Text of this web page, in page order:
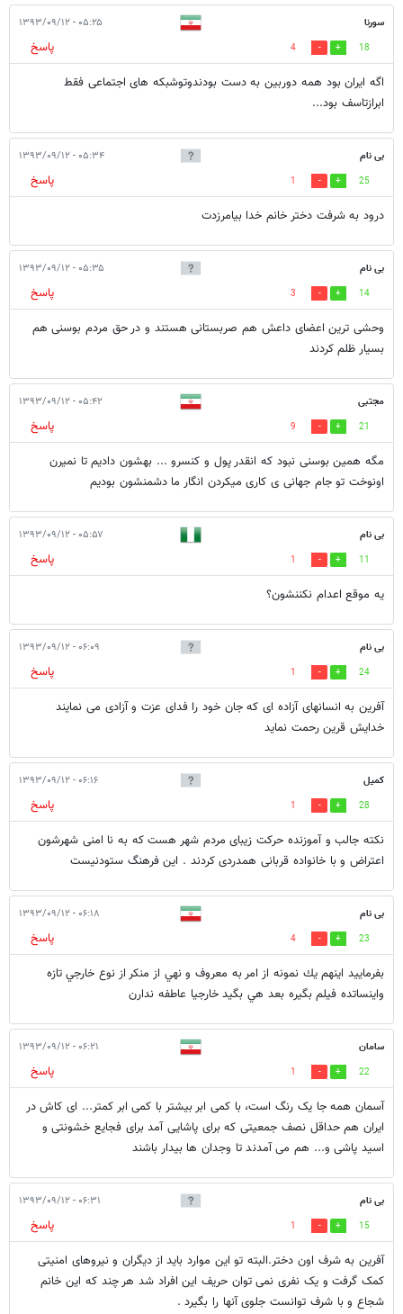
سورنا ۰۵:۲۵ - ۱۳۹۳/۰۹/۱۲
18
4
پاسخ
اگه ایران بود همه دوربین به دست بودندوتوشبکه های اجتماعی فقط
ابرازتاسف بود...
بی نام ۰۵:۳۴ - ۱۳۹۳/۰۹/۱۲
25
1
پاسخ
درود به شرفت دختر خانم خدا بیامرزدت
بی نام ۰۵:۳۵ - ۱۳۹۳/۰۹/۱۲
14
3
پاسخ
وحشی ترین اعضای داعش هم صربستانی هستند و در حق مردم بوسنی هم
بسیار ظلم کردند
مجتبی ۰۵:۴۲ - ۱۳۹۳/۰۹/۱۲
21
9
پاسخ
مگه همین بوسنی نبود که انقدر پول و کنسرو ... بهشون دادیم تا نمیرن
اونوخت تو جام جهانی ی کاری میکردن انگار ما دشمنشون بودیم
بی نام ۰۵:۵۷ - ۱۳۹۳/۰۹/۱۲
11
1
پاسخ
یه موقع اعدام نکننشون؟
بی نام ۰۶:۰۹ - ۱۳۹۳/۰۹/۱۲
24
1
پاسخ
آفرین به انسانهای آزاده ای که جان خود را فدای عزت و آزادی می نمایند
خدایش قرین رحمت نماید
کمیل ۰۶:۱۶ - ۱۳۹۳/۰۹/۱۲
28
1
پاسخ
نکته جالب و آموزنده حرکت زیبای مردم شهر هست که به نا امنی شهرشون
اعتراض و با خانواده قربانی همدردی کردند . این فرهنگ ستودنیست
بی نام ۰۶:۱۸ - ۱۳۹۳/۰۹/۱۲
23
4
پاسخ
بفرماييد اينهم يك نمونه از امر به معروف و نهي از منكر از نوع خارجي تازه
واينساتده فيلم بگيره بعد هي بگيد خارجيا عاطفه ندارن
سامان ۰۶:۲۱ - ۱۳۹۳/۰۹/۱۲
22
1
پاسخ
آسمان همه جا یک رنگ است، با کمی ابر بیشتر با کمی ابر کمتر... ای کاش در
ایران هم حداقل نصف جمعیتی که برای پاشایی آمد برای فجایع خشونتی و
اسید پاشی و... هم می آمدند تا وجدان ها بیدار باشند
بی نام ۰۶:۳۱ - ۱۳۹۳/۰۹/۱۲
15
1
پاسخ
آفرین به شرف اون دختر.البته تو این موارد باید از دیگران و نیروهای امنیتی
کمک گرفت و یک نفری نمی توان حریف این افراد شد هر چند که این خانم
شجاع و با شرف توانست جلوی آنها را بگیرد .